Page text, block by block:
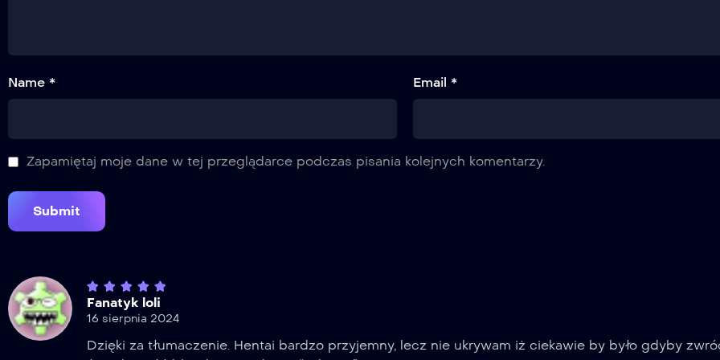
Name * Email *
Zapamiętaj moje dane w tej przeglądarce podczas pisania kolejnych komentarzy.
Fanatyk loli
16 sierpnia 2024
Dzięki za tłumaczenie. Hentai bardzo przyjemny, lecz nie ukrywam iż ciekawie by było gdyby